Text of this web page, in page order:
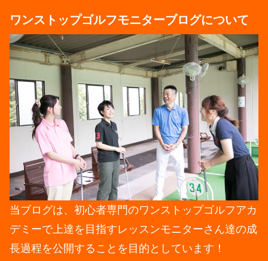
ワンストップゴルフモニターブログについて
当ブログは、初心者専門のワンストップゴルフアカ
デミーで上達を目指すレッスンモニターさん達の成
長過程を公開することを目的としています！